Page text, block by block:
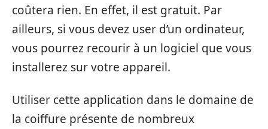
coûtera rien. En effet, il est gratuit. Par
ailleurs, si vous devez user d’un ordinateur,
vous pourrez recourir à un logiciel que vous
installerez sur votre appareil.
Utiliser cette application dans le domaine de
la coiffure présente de nombreux